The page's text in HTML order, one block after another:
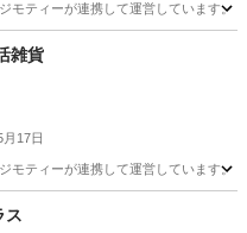
モティーが連携して運営していま
雑貨
月17日
モティーが連携して運営していま
ス